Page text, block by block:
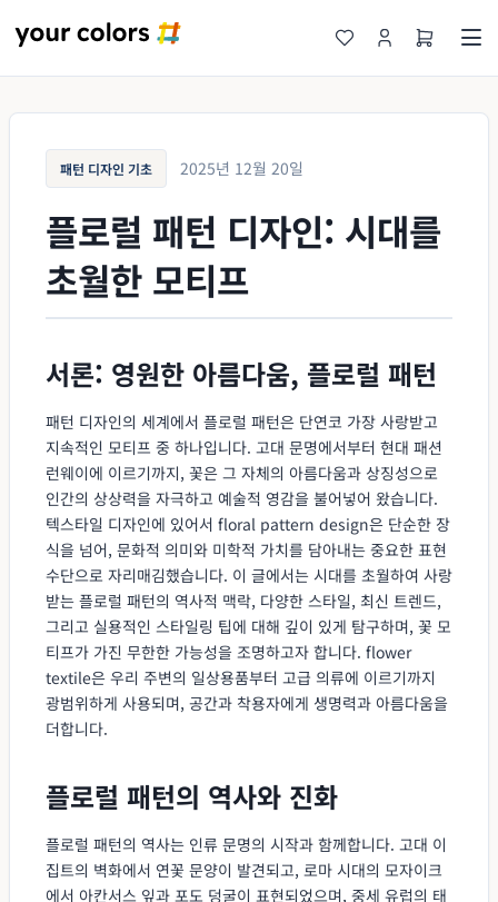
패턴 디자인 기초 2025년 12월 20일
플로럴 패턴 디자인: 시대를
초월한 모티프
서론: 영원한 아름다움, 플로럴 패턴
패턴 디자인의 세계에서 플로럴 패턴은 단연코 가장 사랑받고
지속적인 모티프 중 하나입니다. 고대 문명에서부터 현대 패션
런웨이에 이르기까지, 꽃은 그 자체의 아름다움과 상징성으로
인간의 상상력을 자극하고 예술적 영감을 불어넣어 왔습니다.
텍스타일 디자인에 있어서 floral pattern design은 단순한 장
식을 넘어, 문화적 의미와 미학적 가치를 담아내는 중요한 표현
수단으로 자리매김했습니다. 이 글에서는 시대를 초월하여 사랑
받는 플로럴 패턴의 역사적 맥락, 다양한 스타일, 최신 트렌드,
그리고 실용적인 스타일링 팁에 대해 깊이 있게 탐구하며, 꽃 모
티프가 가진 무한한 가능성을 조명하고자 합니다. flower
textile은 우리 주변의 일상용품부터 고급 의류에 이르기까지
광범위하게 사용되며, 공간과 착용자에게 생명력과 아름다움을
더합니다.
플로럴 패턴의 역사와 진화
플로럴 패턴의 역사는 인류 문명의 시작과 함께합니다. 고대 이
집트의 벽화에서 연꽃 문양이 발견되고, 로마 시대의 모자이크
에서 아칸서스 잎과 포도 덩굴이 표현되었으며, 중세 유럽의 태